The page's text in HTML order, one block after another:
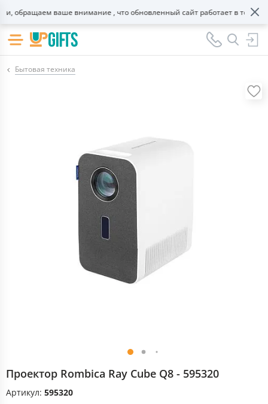
обращаем ваше внимание , что обновленный сайт работает в тестовом
Бытовая техника
Проектор Rombica Ray Cube Q8 - 595320
Артикул: 595320